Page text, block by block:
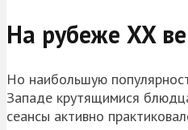
На рубеже XX
Но наибольшую
Западе крутящимися
сеансы активно